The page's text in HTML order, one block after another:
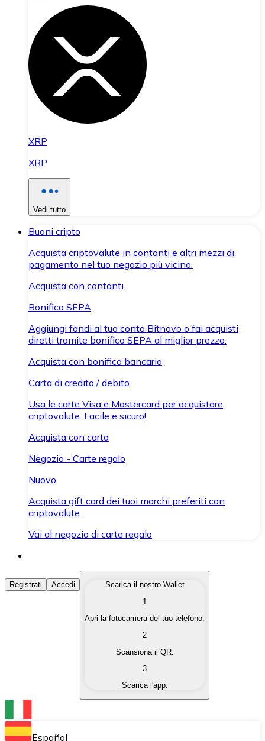
XRP
XRP
Vedi tutto
Buoni cripto
Acquista criptovalute in contanti e altri mezzi di
pagamento nel tuo negozio più vicino.
Acquista con contanti
Bonifico SEPA
Aggiungi fondi al tuo conto Bitnovo o fai acquisti
diretti tramite bonifico SEPA al miglior prezzo.
Acquista con bonifico bancario
Carta di credito / debito
Usa le carte Visa e Mastercard per acquistare
criptovalute. Facile e sicuro!
Acquista con carta
Negozio - Carte regalo
Nuovo
Acquista gift card dei tuoi marchi preferiti con
criptovalute.
Vai al negozio di carte regalo
Acquista Criptovalute
Acquista le criptovalute che ti interessano in modo
Converti le tue criptovalute in valuta fiat quando ne
Scambia una criptovaluta con un'altra
Conserva le tue cripto in un Wallet self-custodial.
Registrati Accedi
Scarica il nostro Wallet
1
Apri la fotocamera del tuo telefono.
2
Scansiona il QR.
3
Scarica l'app.
Español